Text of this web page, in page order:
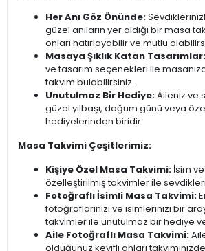
Her Anı Göz Önünde:
güzel anıların yer aldığı bir masa
onları hatırlayabilir ve mutlu
Masaya Şıklık Katan Tasarımlar:
ve tasarım seçenekleri ile
takvim bulabilirsiniz.
Unutulmaz Bir Hediye:Aileniz ve
güzel yılbaşı, doğum günü veya
hediyelerinden biridir.
Masa Takvimi Çeşitlerimiz:
Kişiye Özel Masa Takvimi: İsim
özelleştirilmiş takvimler ile
Fotoğraflı İsimli Masa Takvimi:
fotoğraflarınızı ve isimlerinizi bir
takvimler ile unutulmaz bir hediye
Aile Fotoğraflı Masa Takvimi:
olduğunuz keyifli anları